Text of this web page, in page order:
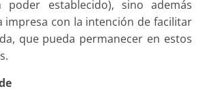
establecido), sino además
impresa con la intención de facilitar
que pueda permanecer en estos